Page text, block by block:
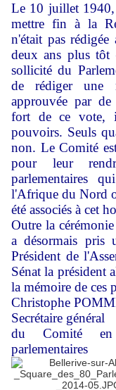
Le 10 juillet 1940,
mettre fin à la
n'était pas
deux ans plus
sollicité du
de rédiger une
approuvée par de
fort de ce vote,
pouvoirs. Seuls
non. Le Comité
pour leur
parlementaires
l'Afrique du Nord
été associés à cet
Outre la
a désormais pris
Président de
Sénat la président
la mémoire de ces
Christophe
Secrétaire général
du Comité en
parlementaires